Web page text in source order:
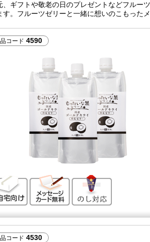
、ギフトや敬老の日のプレゼントなどフルー
す。フルーツゼリーと一緒に想いのこもった
コード 4590
ご自宅向け メッセージカード無料
コード 4530